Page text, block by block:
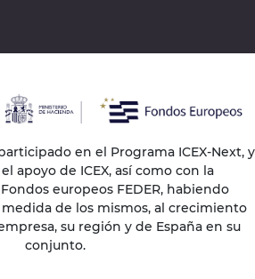
en el Programa ICEX-Next, y
apoyo de ICEX, así como con la
europeos FEDER, habiendo
de los mismos, al crecimiento
su región y de España en su
conjunto.